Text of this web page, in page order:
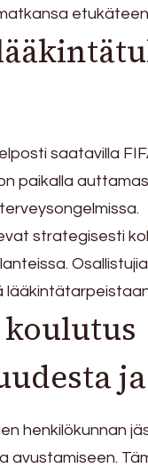
saatavilla
paikalla
strategisesti
henkilökunnan
avustamiseen.